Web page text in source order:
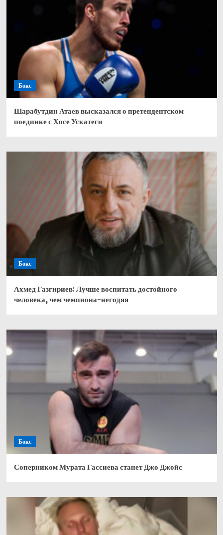
Бокс
Шарабутдин Атаев высказался о претендентском
поединке с Хосе Ускатеги
Бокс
Ахмед Газгириев: Лучше воспитать достойного
человека, чем чемпиона-негодяя
Бокс
Соперником Мурата Гассиева станет Джо Джойс